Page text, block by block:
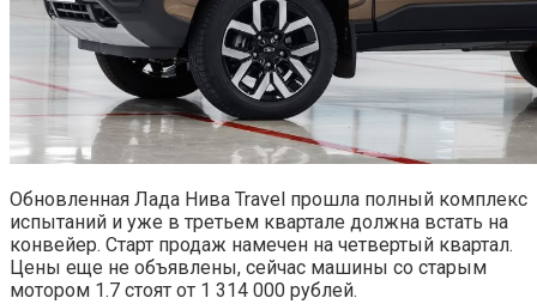
Обновленная Лада Нива Travel прошла полный комплекс
испытаний и уже в третьем квартале должна встать на
конвейер. Старт продаж намечен на четвертый квартал.
Цены еще не объявлены, сейчас машины со старым
мотором 1.7 стоят от 1 314 000 рублей.